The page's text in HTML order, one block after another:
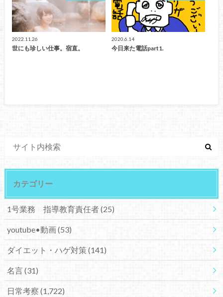
2022.11.26
世にも珍しい仕事。宿直。
2020.6.14
今日来た電話part1.
カテゴリー
1号業務 指導教育責任者(25)
youtube•動画(53)
ダイエット・ハゲ対策(141)
名言(31)
日常考察 (1,722)